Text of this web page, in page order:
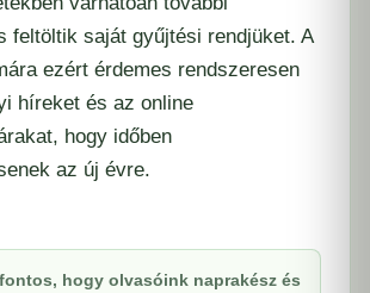
feltöltik saját gyűjtési rendjüket. A
ezért érdemes rendszeresen
híreket és az online
hogy időben
az új évre.
hogy olvasóink naprakész és